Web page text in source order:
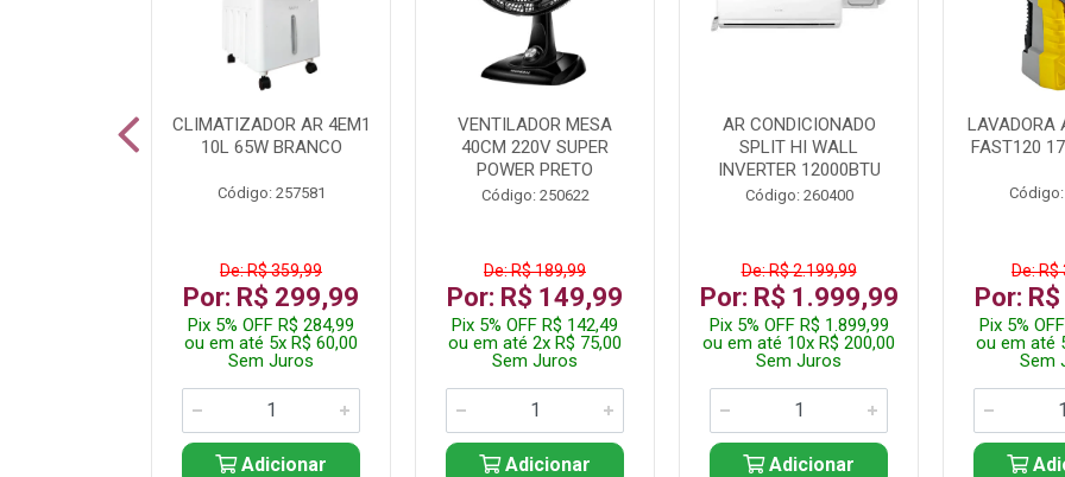
CLIMATIZADOR AR 4EM1
10L 65W BRANCO
Código: 257581
De: R$ 359,99
Por: R$ 299,99
Pix 5% OFF R$ 284,99
ou em até 5x R$ 60,00
Sem Juros
Adicionar
VENTILADOR MESA
40CM 220V SUPER
POWER PRETO
Código: 250622
De: R$ 189,99
Por: R$ 149,99
Pix 5% OFF R$ 142,49
ou em até 2x R$ 75,00
Sem Juros
Adicionar
AR CONDICIONADO
SPLIT HI WALL
INVERTER 12000BTU
Código: 260400
De: R$ 2.199,99
Por: R$ 1.999,99
Pix 5% OFF R$ 1.899,99
ou em até 10x R$ 200,00
Sem Juros
Adicionar
LAVADORA
FAST120
De: R$
Por:
Pix 5%
ou em até
Sem